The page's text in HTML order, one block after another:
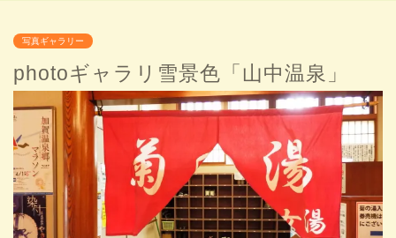
写真ギャラリー
photoギャラリ雪景色「山中温泉」